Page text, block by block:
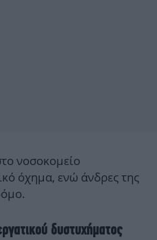
νοσοκομείο
όχημα, ενώ άνδρες της
δυστυχήματος